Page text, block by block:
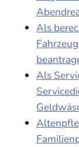
Als
Als